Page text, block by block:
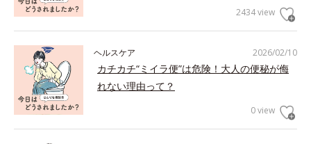
2434 view
2026/02/10
ヘルスケア
カチカチ“ミイラ便”は危険！大人の便秘が侮
れない理由って？
0 view